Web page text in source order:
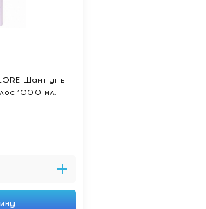
Шампунь
1000 мл.